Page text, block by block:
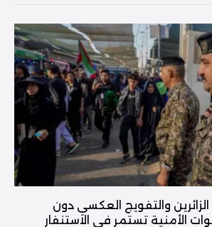
والتفويج العكسي دون
الأمنية تستمر في الاستنفار